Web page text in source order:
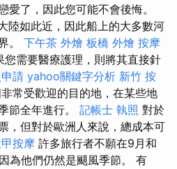
愛了，因此您可能不會後悔。
陸如此近，因此船上的大多數河
。 下午茶 外燴 板橋 外燴 按摩
您需要醫療護理，則將其直接針
請 yahoo關鍵字分析 新竹 按
常受歡迎的目的地，在某些地
節全年進行。 記帳士 執照 對於
，但對於歐洲人來說，總成本可
按摩 許多旅行者不願在9月和
為他們仍然是颶風季節。 有